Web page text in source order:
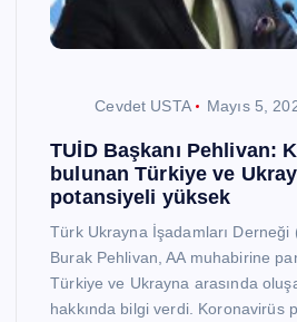
Cevdet USTA Mayıs 5,
TUİD Başkanı Pehlivan:
bulunan Türkiye ve
potansiyeli yüksek
Türk Ukrayna İşadamları Derneği
Burak Pehlivan, AA muhabirine
Türkiye ve Ukrayna arasında
hakkında bilgi verdi. Koronavirüs